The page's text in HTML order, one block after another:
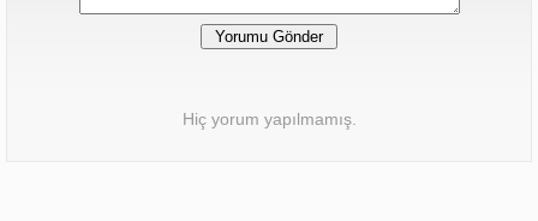
Hiç yorum yapılmamış.